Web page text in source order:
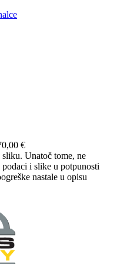
€
Unatoč tome, ne
i slike u potpunosti
nastale u opisu